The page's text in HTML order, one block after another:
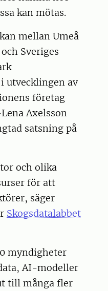
kan mötas.
mellan Umeå
Sveriges
utvecklingen av
företag
Axelsson
satsning på
och olika
för att
säger
Skogsdatalabbet
myndigheter
AI-modeller
till många fler